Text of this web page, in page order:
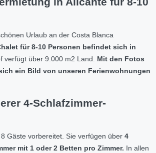
Urlaub an der Costa Blanca
für 8-10 Personen befindet sich in
verfügt über 9.000 m2 Land. Mit den Fotos
ein Bild von unseren Ferienwohnungen
4-Schlafzimmer-
Gäste vorbereitet. Sie verfügen über 4
mit 1 oder 2 Betten pro Zimmer. In allen